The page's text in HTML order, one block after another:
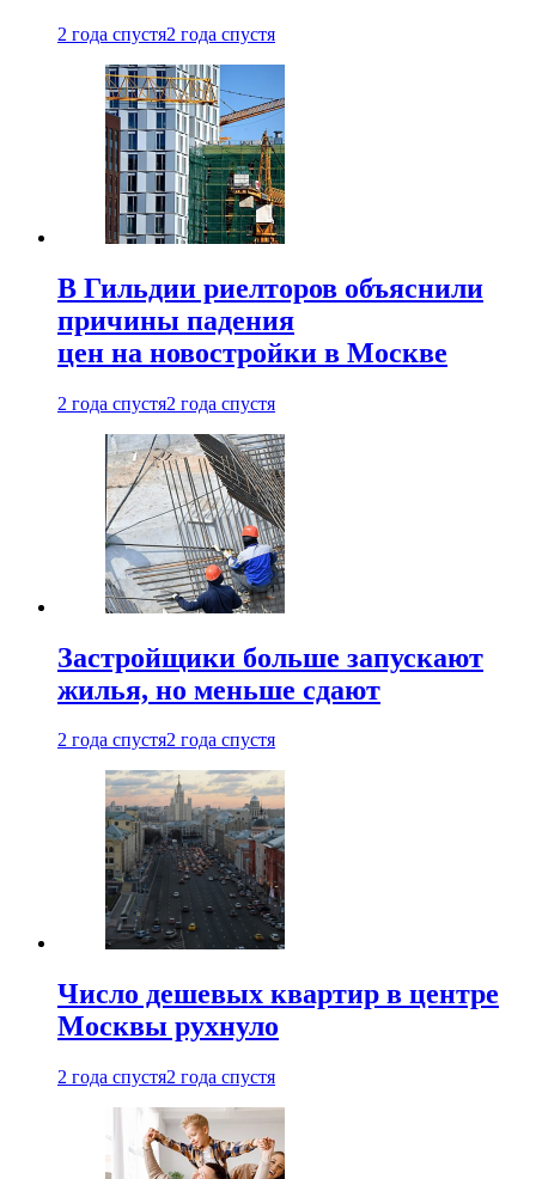
2 года спустя2 года спустя
В Гильдии риелторов объяснили
причины падения
цен на новостройки в Москве
2 года спустя2 года спустя
Застройщики больше запускают
жилья, но меньше сдают
2 года спустя2 года спустя
Число дешевых квартир в центре
Москвы рухнуло
2 года спустя2 года спустя